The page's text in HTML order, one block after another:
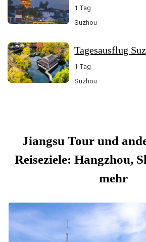
1 Tag
Suzhou
Tagesausflug
1 Tag
Suzhou
Jiangsu Tour und
Reiseziele: Hangzhou,
mehr